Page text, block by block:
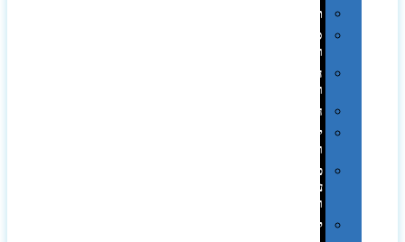
תרמי
ספלים
וכוסות
הוקרה
ואומנות
חגים
יין
ומארזים
כלי
עבודה
ופנסים
למטבח